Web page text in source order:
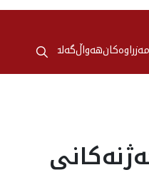
هه‌واڵگەلەری
⚲